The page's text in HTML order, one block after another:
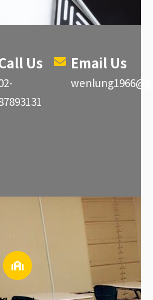
Us Email Us